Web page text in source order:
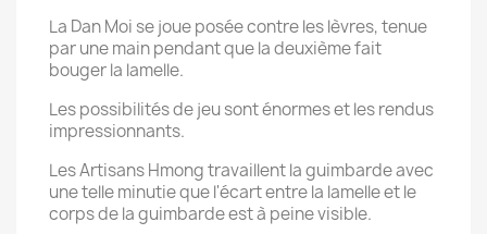
La Dan Moi se joue posée contre les lèvres, tenue
par une main pendant que la deuxième fait
bouger la lamelle.
Les possibilités de jeu sont énormes et les rendus
impressionnants.
Les Artisans Hmong travaillent la guimbarde avec
une telle minutie que l'écart entre la lamelle et le
corps de la guimbarde est à peine visible.